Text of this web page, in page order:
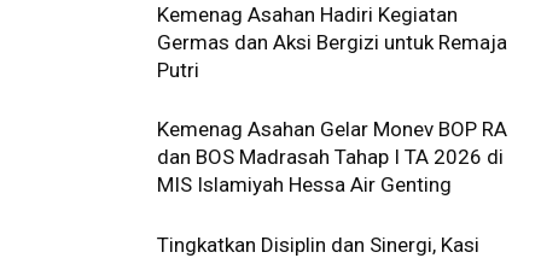
Kemenag Asahan Hadiri Kegiatan
Germas dan Aksi Bergizi untuk Remaja
Putri
Kemenag Asahan Gelar Monev BOP RA
dan BOS Madrasah Tahap I TA 2026 di
MIS Islamiyah Hessa Air Genting
Tingkatkan Disiplin dan Sinergi, Kasi